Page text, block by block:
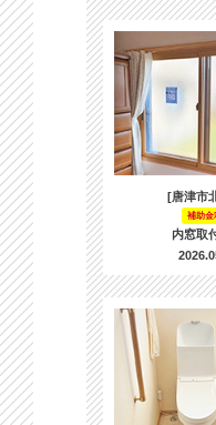
[唐津市
補助金
内窓取